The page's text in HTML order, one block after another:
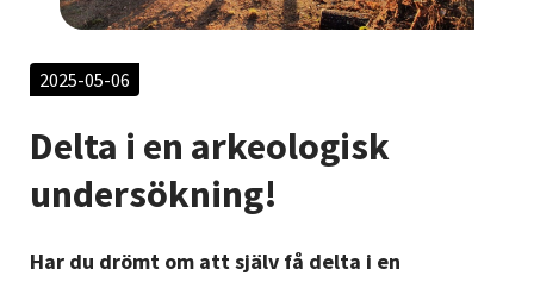
Om SV
Starta studiecirkel
Cirkelledare
Nyheter
Avdelningar
2025-05-06
Delta i en arkeologisk
undersökning!
Har du drömt om att själv få delta i en